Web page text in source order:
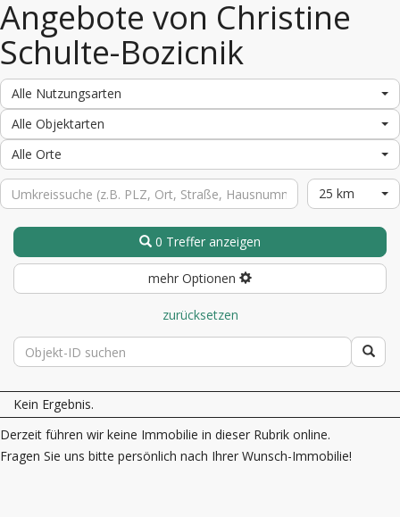
Angebote von Christine
Schulte-Bozicnik
Alle Nutzungsarten
Alle Objektarten
Alle Orte
25 km
0 Treffer anzeigen
mehr Optionen
zurücksetzen
Kein Ergebnis.
Derzeit führen wir keine Immobilie in dieser Rubrik online.
Fragen Sie uns bitte persönlich nach Ihrer Wunsch-Immobilie!